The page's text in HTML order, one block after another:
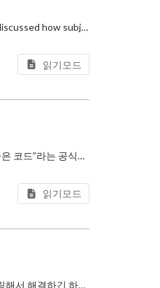
I previously wrote a post called “What Is Good Code? On the Illusion of Readability” where I discussed how subjective and contex
읽기모드
이전에 좋은 코드란 무엇일까? - 가독성이란 허상에 대하여라는 글에서, “좋은 코드 = 가독성이 좋은 코드”라는 공식이 얼마나 주관적이고 맥락 의존적인지에 대해 이야기한 적이 있다.
읽기모드
우리는 매일 타입을 사용하며, 무수한 타입 에러를 마주한다. 그때마다 에러 메시지를 읽고, 구글링해서 해결하긴 하지만 정작 “타입 시스템이 왜 이렇게 동작하는지”를 깊게 생각하며 문제를 해결하는 경우는 드물다.